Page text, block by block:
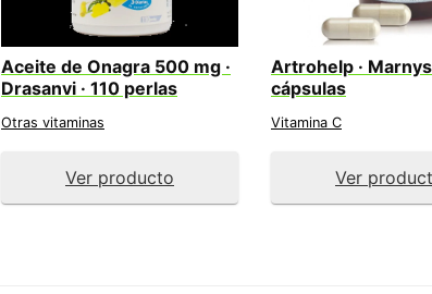
Aceite de Onagra 500 mg ·
Drasanvi · 110 perlas
Otras vitaminas
Ver producto
Artrohelp · Marnys
cápsulas
Vitamina C
Ver